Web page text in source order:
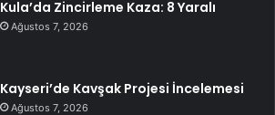
Kula’da Zincirleme Kaza: 8 Yaralı
Ağustos 7, 2026
Kayseri’de Kavşak Projesi İncelemesi
Ağustos 7, 2026